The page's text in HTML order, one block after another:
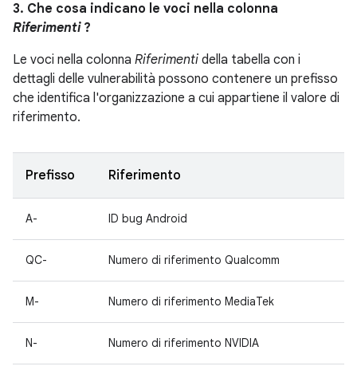
3. Che cosa indicano le voci nella colonna
Riferimenti?
Le voci nella colonna Riferimenti della tabella con i
dettagli delle vulnerabilità possono contenere un prefisso
che identifica l'organizzazione a cui appartiene il valore di
riferimento.
Prefisso Riferimento
A- ID bug Android
QC- Numero di riferimento Qualcomm
M- Numero di riferimento MediaTek
N- Numero di riferimento NVIDIA